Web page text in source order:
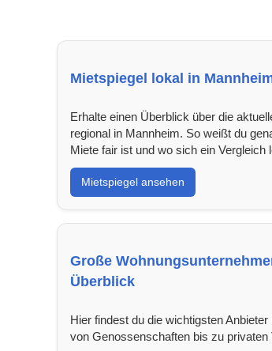
Mietspiegel lokal in
Erhalte einen Überblick über die
regional in Mannheim. So weißt du
Miete fair ist und wo sich ein Vergleich
Mietspiegel ansehen
Große
Überblick
Hier findest du die wichtigsten
von Genossenschaften bis zu privaten